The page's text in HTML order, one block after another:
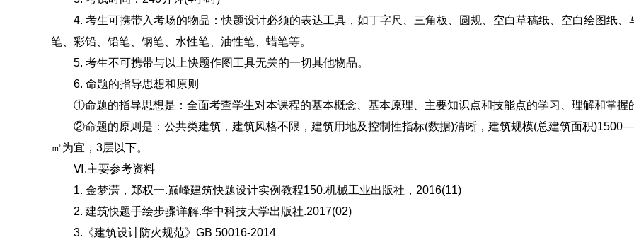
4. 考生可携带入考场的物品：快题设计必须的表达工具，如丁字尺、三角板、圆规、空白草稿纸、空白绘图纸、
笔、彩铅、铅笔、钢笔、水性笔、油性笔、蜡笔等。
5. 考生不可携带与以上快题作图工具无关的一切其他物品。
6. 命题的指导思想和原则
①命题的指导思想是：全面考查学生对本课程的基本概念、基本原理、主要知识点和技能点的学习、理解和掌握
②命题的原则是：公共类建筑，建筑风格不限，建筑用地及控制性指标(数据)清晰，建筑规模(总建筑面积
㎡为宜，3层以下。
Ⅵ.主要参考资料
1. 金梦潇，郑权一.巅峰建筑快题设计实例教程150.机械工业出版社，2016(11)
2. 建筑快题手绘步骤详解.华中科技大学出版社.2017(02)
3.《建筑设计防火规范》GB 50016-2014